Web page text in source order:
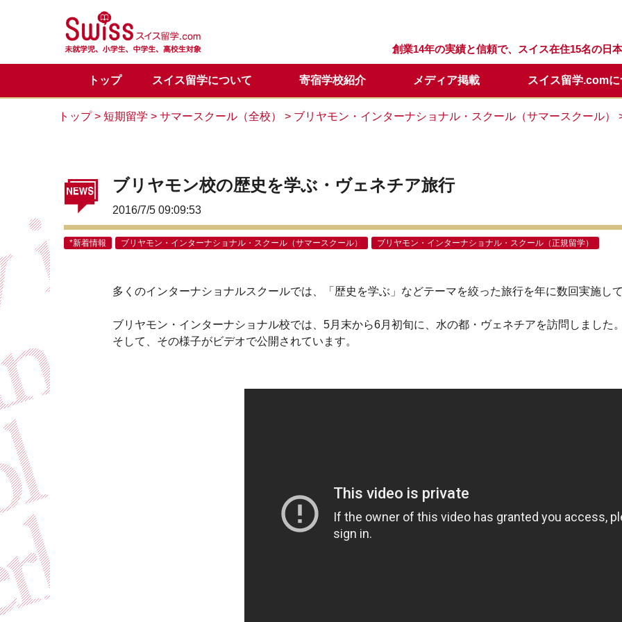
創業14年の実績と信頼で、スイス在住15名の日
トップ スイス留学について
スイス留学の魅力 目的別留学プログラム 留学の流れ
寄宿学校紹介
正規留学 サマースクール ウィンターキャンプ
メディア掲載
メディア掲載一覧
スイス留学.com
代表からのご挨拶 スイス留学.comが選ばれる理由 スタッフ紹介
正規留学Q&A サマースクールQ&A 留学開始時期について
お問い合わせ カウンセリング 日本での説明会・個別面談
トップ> 短期留学 > サマースクール（全校） > ブリヤモン・インターナショナル・スクール（サマースクール）
ブリヤモン校の歴史を学ぶ・ヴェネチア旅行
2016/7/5 09:09:53
*新着情報 ブリヤモン・インターナショナル・スクール（サマースクール） ブリヤモン・インターナショナル・スクール（正規留学）
多くのインターナショナルスクールでは、「歴史を学ぶ」などテーマを絞った旅行を年に数回実施し
ブリヤモン・インターナショナル校では、5月末から6月初旬に、水の都・ヴェネチアを訪問しました
そして、その様子がビデオで公開されています。